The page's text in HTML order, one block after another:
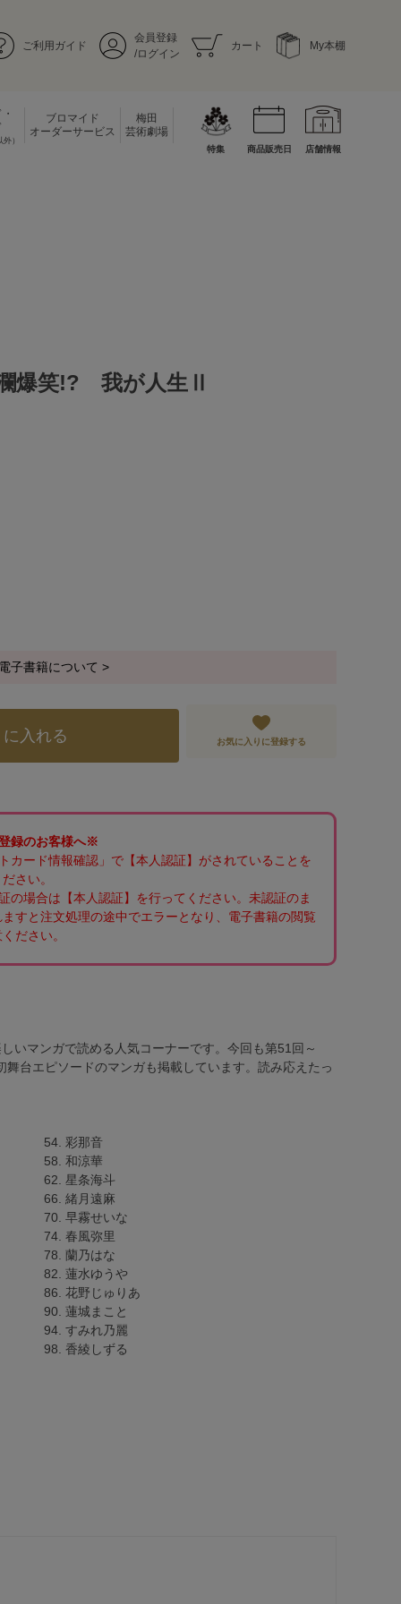
ご利用ガイド
会員登録
/ログイン
カート My本棚
）
ブロマイド
オーダーサービス
梅田
芸術劇場
特集 商品販売日 店舗情報
いマンガで読める人気コーナーです。今回も第51回～
台エピソードのマンガも掲載しています。読み応えたっ
54. 彩那音
58. 和涼華
62. 星条海斗
66. 緒月遠麻
70. 早霧せいな
74. 春風弥里
78. 蘭乃はな
82. 蓮水ゆうや
86. 花野じゅりあ
90. 蓮城まこと
94. すみれ乃麗
98. 香綾しずる
爆笑!? 我が人生Ⅱ
子書籍について >
入れる お気に入りに登録する
録のお客様へ※
カード情報確認」で【本人認証】がされていることを
さい。
の場合は【本人認証】を行ってください。未認証のま
すと注文処理の途中でエラーとなり、電子書籍の閲覧
ださい。